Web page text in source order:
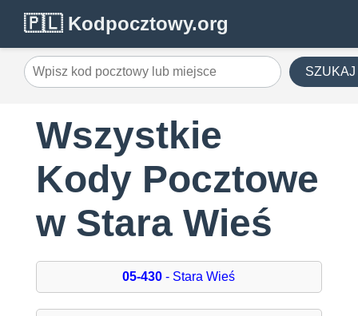
🇵🇱 Kodpocztowy.org
SZUKAJ
Wszystkie
Kody Pocztowe
w Stara Wieś
05-430 - Stara Wieś